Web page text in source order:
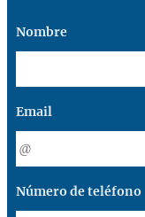
Nombre
Email
Número de teléfono